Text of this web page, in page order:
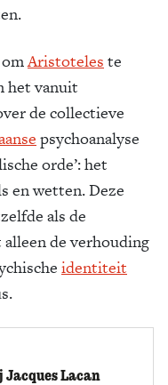
omAristoteles te
het vanuit
de collectieve
psychoanalyse
orde’: het
en wetten. Deze
als de
de verhouding
identiteit
Jacques Lacan